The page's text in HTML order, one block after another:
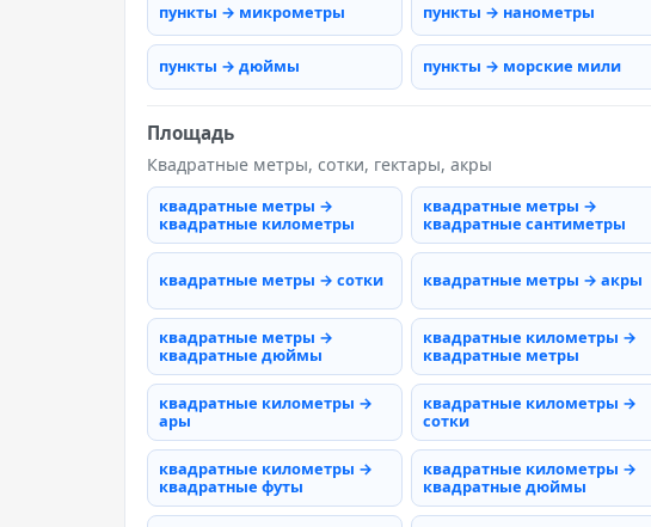
пункты → микрометры пункты → нанометры
пункты → дюймы пункты → морские мили
Площадь
Квадратные метры, сотки, гектары, акры
квадратные метры →
квадратные километры
квадратные метры →
квадратные сантиметры
квадратные метры → сотки квадратные метры → акры
квадратные метры →
квадратные дюймы
квадратные километры →
квадратные метры
квадратные километры →
ары
квадратные километры →
сотки
квадратные километры →
квадратные футы
квадратные километры →
квадратные дюймы